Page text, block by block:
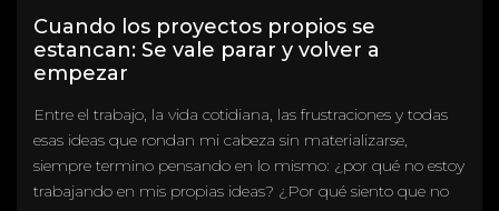
Cuando los proyectos propios se
estancan: Se vale parar y volver a
empezar
Entre el trabajo, la vida cotidiana, las frustraciones y todas
esas ideas que rondan mi cabeza sin materializarse,
siempre termino pensando en lo mismo: ¿por qué no estoy
trabajando en mis propias ideas? ¿Por qué siento que no